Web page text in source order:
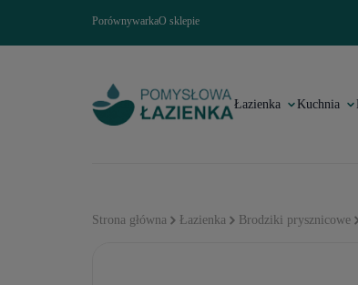
PorównywarkaO sklepie
Łazienka Kuchnia
Strona główna Łazienka Brodziki prysznicowe